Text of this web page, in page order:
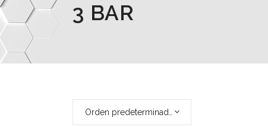
3 BAR